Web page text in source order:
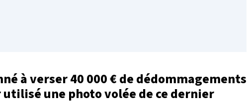
à verser 40 000 € de dédommagements
utilisé une photo volée de ce dernier